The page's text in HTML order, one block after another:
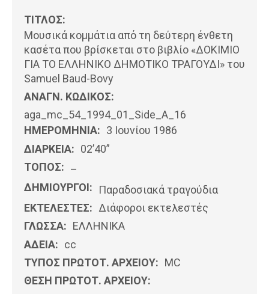
ΤΙΤΛΟΣ:
Μουσικά κομμάτια από τη δεύτερη ένθετη
κασέτα που βρίσκεται στο βιβλίο «ΔΟΚΙΜΙΟ
ΓΙΑ ΤΟ ΕΛΛΗΝΙΚΟ ΔΗΜΟΤΙΚΟ ΤΡΑΓΟΥΔΙ» του
Samuel Baud-Bovy
ΑΝΑΓΝ. ΚΩΔΙΚΟΣ:
aga_mc_54_1994_01_Side_A_16
ΗΜΕΡΟΜΗΝΊΑ: 3 Ιουνίου 1986
ΔΙΑΡΚΕΙΑ: 02’40”
ΤΟΠΟΣ: –
ΔΗΜΙΟΥΡΓΟΙ:
Παραδοσιακά τραγούδια
ΕΚΤΕΛΕΣΤΕΣ: Διάφοροι εκτελεστές
ΓΛΩΣΣΑ: ΕΛΛΗΝΙΚΆ
ΑΔΕΙΑ: cc
ΤΥΠΟΣ ΠΡΩΤΟΤ. ΑΡΧΕΙΟΥ: MC
ΘΕΣΗ ΠΡΩΤΟΤ. ΑΡΧΕΙΟΥ: